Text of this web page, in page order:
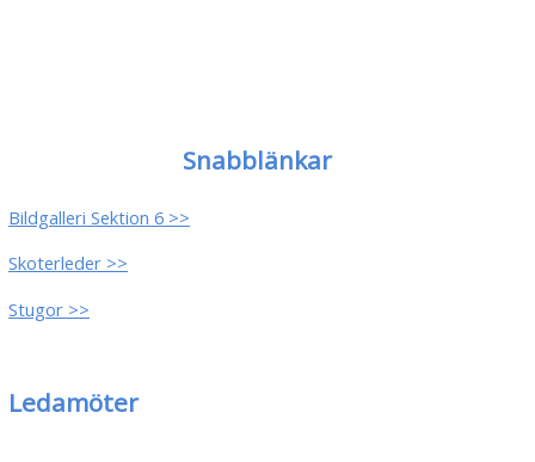
Snabblänkar
Bildgalleri Sektion 6 >>
Skoterleder >>
Stugor >>
Ledamöter